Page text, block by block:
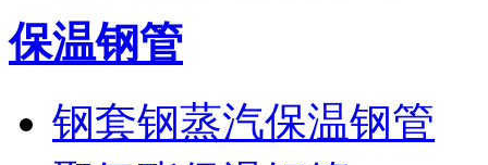
保温钢管
钢套钢蒸汽保温钢管